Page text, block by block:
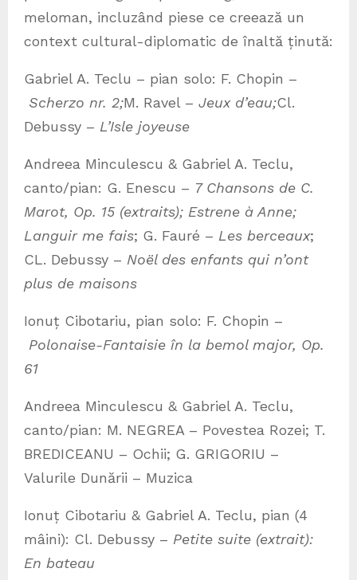
meloman, incluzând piese ce creează un
context cultural-diplomatic de înaltă ținută:
Gabriel A. Teclu – pian solo: F. Chopin –
Scherzo nr. 2;M. Ravel – Jeux d’eau;Cl.
Debussy – L’Isle joyeuse
Andreea Minculescu & Gabriel A. Teclu,
canto/pian: G. Enescu – 7 Chansons de C.
Marot, Op. 15 (extraits); Estrene à Anne;
Languir me fais; G. Fauré – Les berceaux;
CL. Debussy – Noël des enfants qui n’ont
plus de maisons
Ionuț Cibotariu, pian solo: F. Chopin –
Polonaise-Fantaisie în la bemol major, Op.
61
Andreea Minculescu & Gabriel A. Teclu,
canto/pian: M. NEGREA – Povestea Rozei; T.
BREDICEANU – Ochii; G. GRIGORIU –
Valurile Dunării – Muzica
Ionuț Cibotariu & Gabriel A. Teclu, pian (4
mâini): Cl. Debussy – Petite suite (extrait):
En bateau